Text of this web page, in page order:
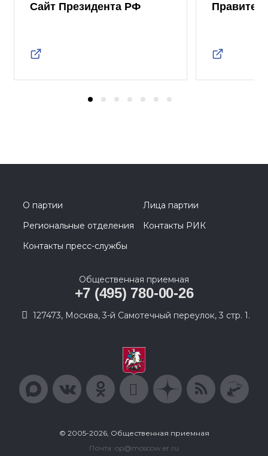
Сайт Президента РФ
О партии
Лица партии
Региональные отделения
Контакты РИК
Контакты пресс-службы
Общественная приемная
+7 (495) 780-00-26
127473, Москва, 3-й Самотечный переулок, 3 стр. 1.
© 2005-2026, Общественная приемная
Почта: op@moscow.er.ru